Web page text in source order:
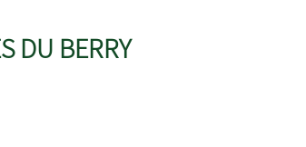
DU BERRY